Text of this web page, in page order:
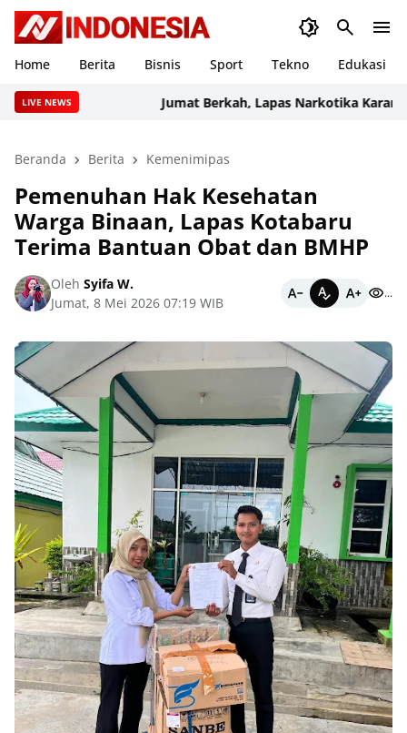
Home Berita Bisnis Sport Tekno Edukasi
LIVE NEWS Jumat Berkah, Lapas Narkotika Karang
Beranda Berita Kemenimipas
Pemenuhan Hak Kesehatan
Warga Binaan, Lapas Kotabaru
Terima Bantuan Obat dan BMHP
Oleh Syifa W.
Jumat, 8 Mei 2026 07:19 WIB
...